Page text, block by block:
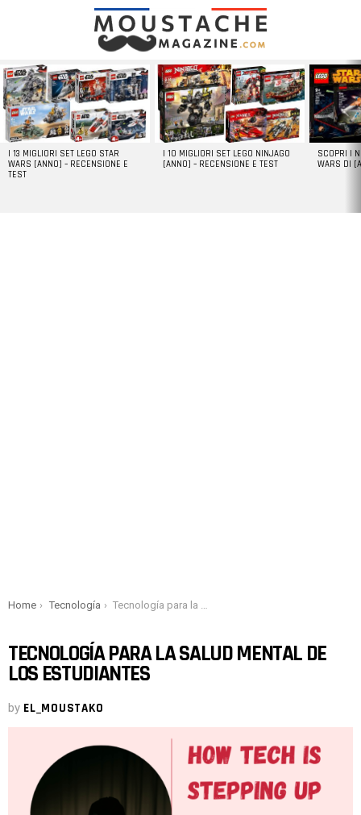
LATEST
STORIES
I 13 MIGLIORI SET LEGO STAR
WARS [ANNO] – RECENSIONE E
TEST
I 10 MIGLIORI SET LEGO NINJAGO
[ANNO] – RECENSIONE E TEST
SCOPRI I
WARS DI
You are here:
Home Tecnología Tecnología para la salud mental de los estudiantes
TECNOLOGÍA PARA LA SALUD MENTAL DE
LOS ESTUDIANTES
by EL_MOUSTAKO